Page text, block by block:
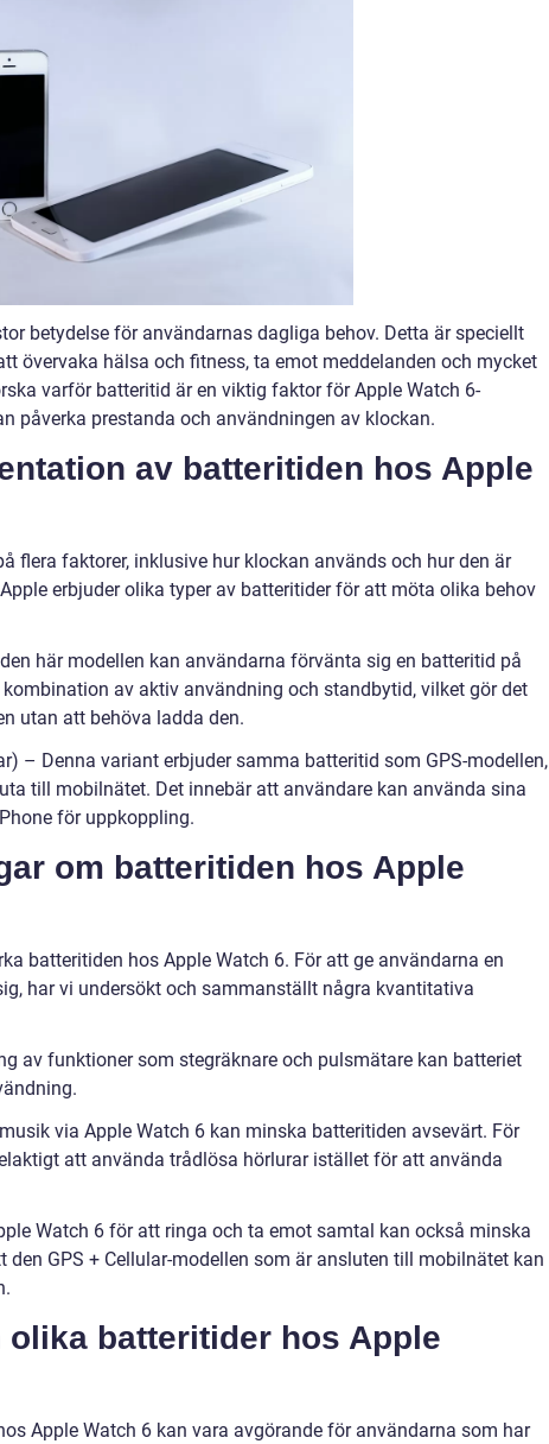
betydelse för användarnas dagliga behov. Detta är speciellt
övervaka hälsa och fitness, ta emot meddelanden och mycket
varför batteritid är en viktig faktor för Apple Watch 6-
påverka prestanda och användningen av klockan.
av batteritiden hos Apple
flera faktorer, inklusive hur klockan används och hur den är
erbjuder olika typer av batteritider för att möta olika behov
här modellen kan användarna förvänta sig en batteritid på
av aktiv användning och standbytid, vilket gör det
utan att behöva ladda den.
– Denna variant erbjuder samma batteritid som GPS-modellen,
till mobilnätet. Det innebär att användare kan använda sina
för uppkoppling.
om batteritiden hos Apple
batteritiden hos Apple Watch 6. För att ge användarna en
har vi undersökt och sammanställt några kvantitativa
av funktioner som stegräknare och pulsmätare kan batteriet
via Apple Watch 6 kan minska batteritiden avsevärt. För
att använda trådlösa hörlurar istället för att använda
Watch 6 för att ringa och ta emot samtal kan också minska
GPS + Cellular-modellen som är ansluten till mobilnätet kan
batteritider hos Apple
Apple Watch 6 kan vara avgörande för användarna som har